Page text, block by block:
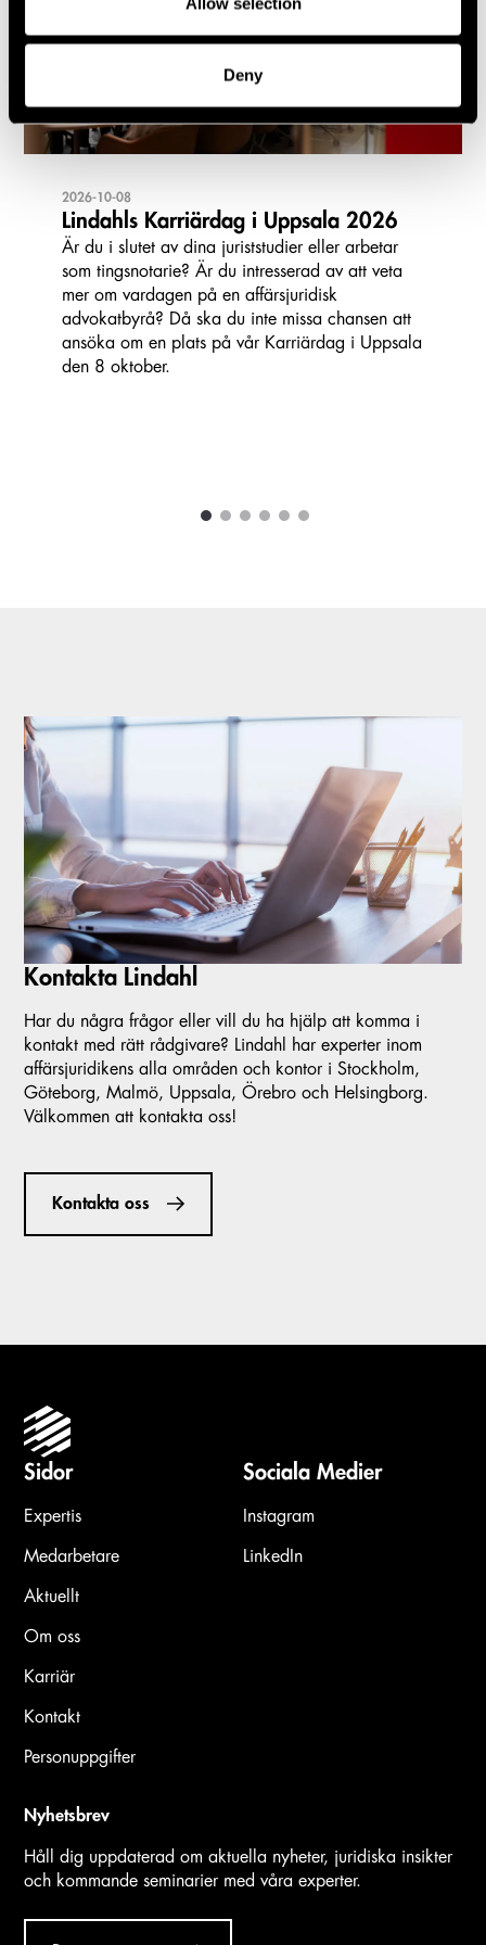
Deny
2026-10-08
Lindahls Karriärdag i Uppsala 2026
Är du i slutet av dina juriststudier eller arbetar
som tingsnotarie? Är du intresserad av att veta
mer om vardagen på en affärsjuridisk
advokatbyrå? Då ska du inte missa chansen att
ansöka om en plats på vår Karriärdag i Uppsala
den 8 oktober.
1 2 3 4 5 6
Kontakta Lindahl
Har du några frågor eller vill du ha hjälp att komma i
kontakt med rätt rådgivare? Lindahl har experter inom
affärsjuridikens alla områden och kontor i Stockholm,
Göteborg, Malmö, Uppsala, Örebro och Helsingborg.
Välkommen att kontakta oss!
Kontakta oss
Sidor
Expertis
Medarbetare
Aktuellt
Om oss
Karriär
Kontakt
Personuppgifter
Sociala Medier
Instagram
LinkedIn
Nyhetsbrev
Håll dig uppdaterad om aktuella nyheter, juridiska insikter
och kommande seminarier med våra experter.